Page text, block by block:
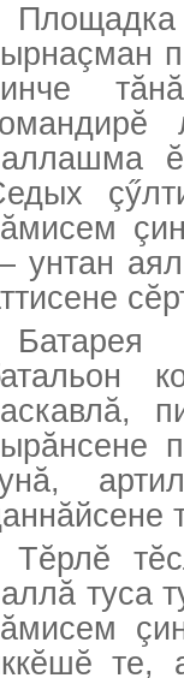
унтан
Батарея
Тĕрлĕ
туса
те,